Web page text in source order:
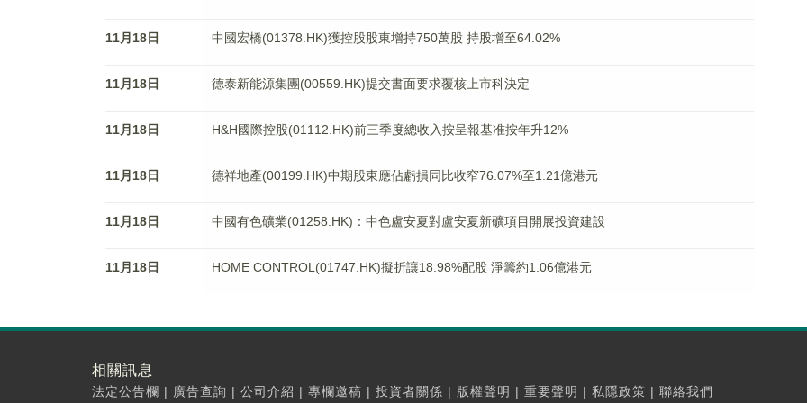
11月18日 中國宏橋(01378.HK)獲控股股東增持750萬股 持股增至64.02%
11月18日 德泰新能源集團(00559.HK)提交書面要求覆核上市科決定
11月18日 H&H國際控股(01112.HK)前三季度總收入按呈報基准按年升12%
11月18日 德祥地產(00199.HK)中期股東應佔虧損同比收窄76.07%至1.21億港元
11月18日 中國有色礦業(01258.HK)：中色盧安夏對盧安夏新礦項目開展投資建設
11月18日 HOME CONTROL(01747.HK)擬折讓18.98%配股 淨籌約1.06億港元
相關訊息
法定公告欄 | 廣告查詢 | 公司介紹 | 專欄邀稿 | 投資者關係 | 版權聲明 | 重要聲明 | 私隱政策 | 聯絡我們